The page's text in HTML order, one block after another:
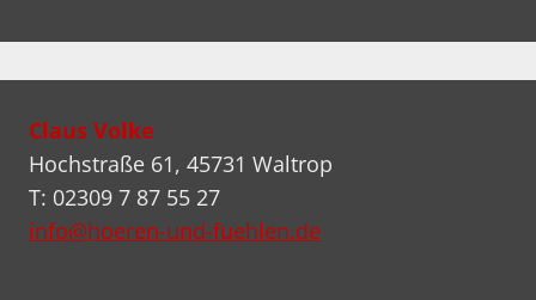
Claus Volke
Hochstraße 61, 45731 Waltrop
T: 02309 7 87 55 27
info@hoeren-und-fuehlen.de